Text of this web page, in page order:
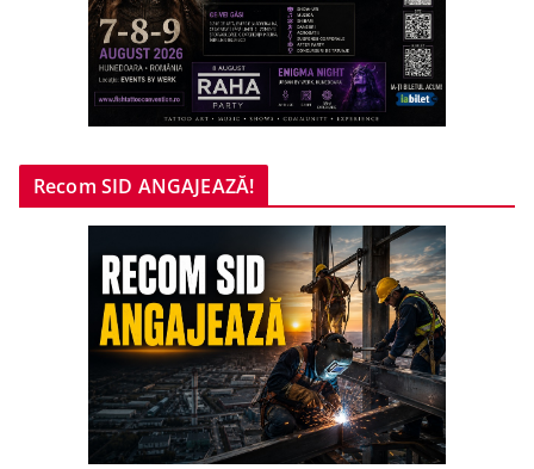
Recom SID ANGAJEAZĂ!